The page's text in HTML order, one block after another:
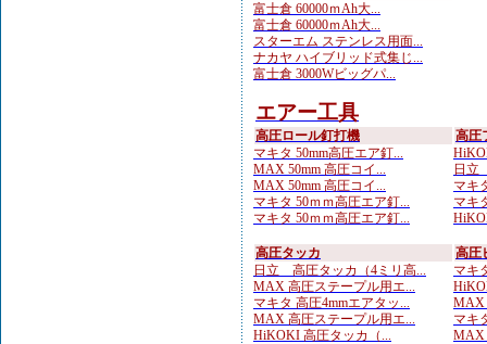
富士倉 60000ｍAh大...
富士倉 60000ｍAh大...
スターエム ステンレス用面...
ナカヤ ハイブリッド式集じ...
富士倉 3000Wビッグパ...
エアー工具
高圧ロール釘打機
マキタ 50mm高圧エア釘...
MAX 50mm 高圧コイ...
MAX 50mm 高圧コイ...
マキタ 50ｍｍ高圧エア釘...
マキタ 50ｍｍ高圧エア釘...
高圧
日立
マキ
マキ
高圧タッカ
日立 高圧タッカ（4ミリ高...
MAX 高圧ステープル用エ...
マキタ 高圧4mmエアタッ...
MAX 高圧ステープル用エ...
HiKOKI 高圧タッカ（...
高圧
マキ
MAX
マキ
MAX